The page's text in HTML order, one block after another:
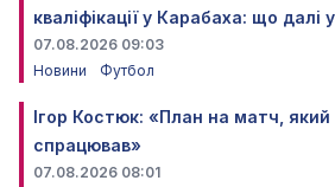
кваліфікації у Карабаха: що далі
07.08.2026 09:03
Новини
Футбол
Ігор Костюк: «План на матч, який
спрацював»
07.08.2026 08:01